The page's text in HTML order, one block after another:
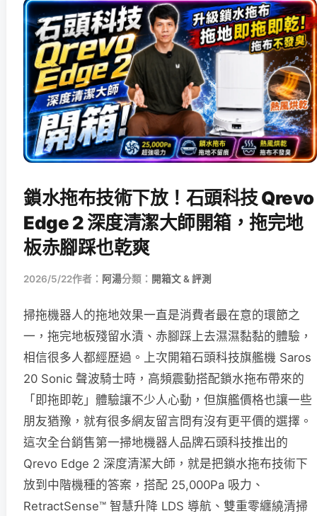
鎖水拖布技術下放！石頭科技 Qrevo
Edge 2 深度清潔大師開箱，拖完地
板赤腳踩也乾爽
2026/5/22作者： 阿湯分類： 開箱文 & 評測
掃拖機器人的拖地效果一直是消費者最在意的環節之
一，拖完地板殘留水漬、赤腳踩上去濕濕黏黏的體驗，
相信很多人都經歷過。上次開箱石頭科技旗艦機 Saros
20 Sonic 聲波騎士時，高頻震動搭配鎖水拖布帶來的
「即拖即乾」體驗讓不少人心動，但旗艦價格也讓一些
朋友猶豫，就有很多網友留言問有沒有更平價的選擇。
這次全台銷售第一掃地機器人品牌石頭科技推出的
Qrevo Edge 2 深度清潔大師，就是把鎖水拖布技術下
放到中階機種的答案，搭配 25,000Pa 吸力、
RetractSense™ 智慧升降 LDS 導航、雙重零纏繞清掃